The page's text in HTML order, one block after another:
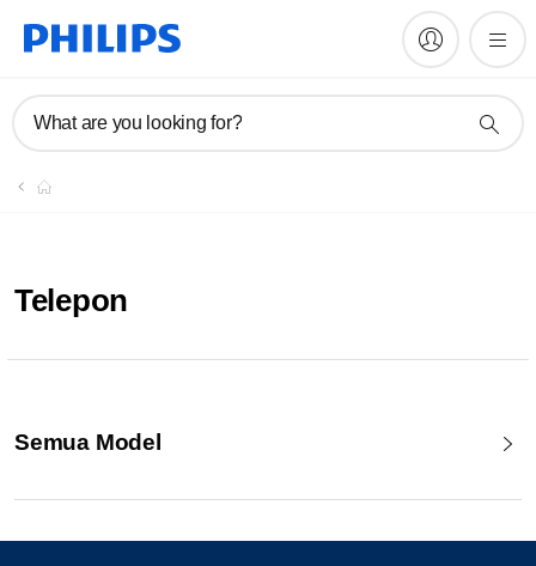
What are you looking for?
Telepon
Semua Model